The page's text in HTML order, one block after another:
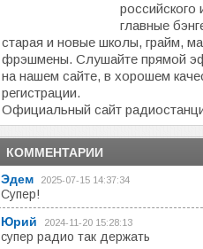
российского
главные
старая и новые школы, грайм,
фрэшмены. Слушайте прямой
на нашем сайте, в хорошем
регистрации.
Официальный сайт
КОММЕНТАРИИ
Эдем
2025-07-15 14:37:34
Супер!
Юрий
2024-11-20 15:28:13
супер радио так держать